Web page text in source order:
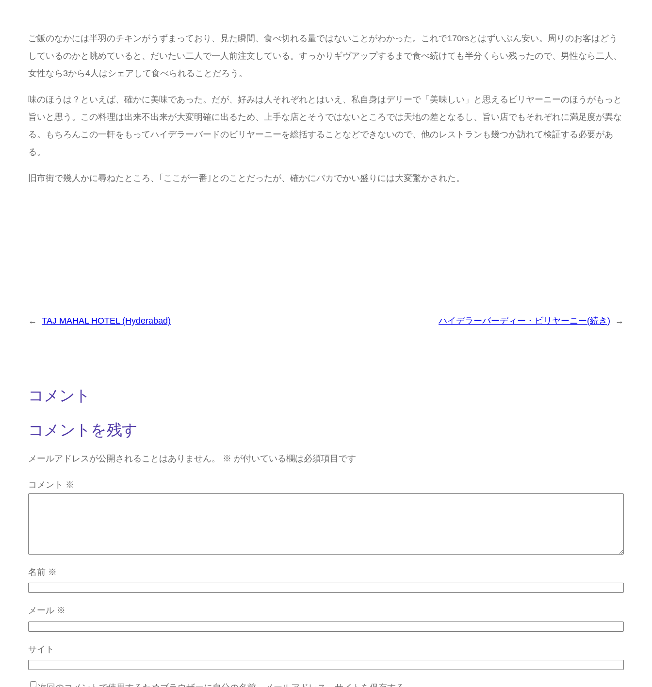
ご飯のなかには半羽のチキンがうずまっており、見た瞬間、食べ切れる量ではないことがわかった。これで170rsとはずいぶん安い。周りのお客はどう
しているのかと眺めていると、だいたい二人で一人前注文している。すっかりギヴアップするまで食べ続けても半分くらい残ったので、男性なら二人、
女性なら3から4人はシェアして食べられることだろう。
味のほうは？といえば、確かに美味であった。だが、好みは人それぞれとはいえ、私自身はデリーで「美味しい」と思えるビリヤーニーのほうがもっと
旨いと思う。この料理は出来不出来が大変明確に出るため、上手な店とそうではないところでは天地の差となるし、旨い店でもそれぞれに満足度が異な
る。もちろんこの一軒をもってハイデラーバードのビリヤーニーを総括することなどできないので、他のレストランも幾つか訪れて検証する必要があ
る。
旧市街で幾人かに尋ねたところ、｢ここが一番｣とのことだったが、確かにバカでかい盛りには大変驚かされた。
← TAJ MAHAL HOTEL (Hyderabad) ハイデラーバーディー・ビリヤーニー(続き) →
コメント
コメントを残す
メールアドレスが公開されることはありません。 ※ が付いている欄は必須項目です
コメント ※
名前 ※
メール ※
サイト